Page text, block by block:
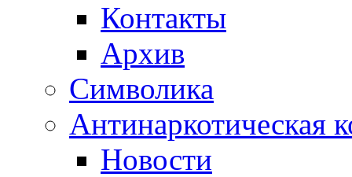
Контакты
Архив
Символика
Антинаркотическая
Новости